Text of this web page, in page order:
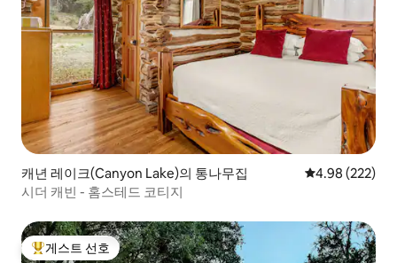
캐년 레이크(Canyon Lake)의 통나무집 평점 4.98점(5
4.98 (222)
시더 캐빈 - 홈스테드 코티지
상위 게스트 선호
게스트 선호